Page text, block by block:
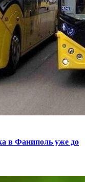
в Фаниполь уже до